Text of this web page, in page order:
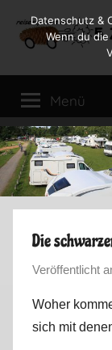
Inhalt
Reiseblog
Leben
im
Wohnmobil
Menü
Die
Veröffentlicht
Woher
sich mit
Datenschutz &
Wenn du